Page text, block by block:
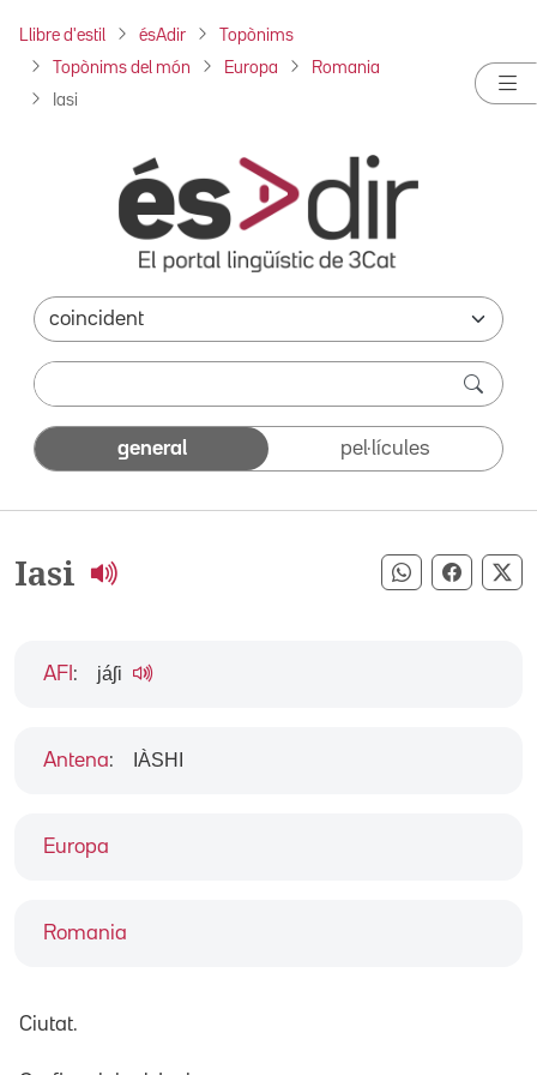
Llibre d'estil ésAdir Topònims
Topònims del món Europa Romania
Iasi
general pel·lícules
Iasi Compartir
Europa
Romania
AFI : jáʃi
Antena: IÀSHI
Ciutat.